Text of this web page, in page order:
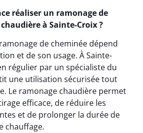
réaliser un ramonage de
à Sainte-Croix ?
de cheminée dépend
et de son usage. À Sainte-
régulier par un spécialiste du
une utilisation sécurisée tout
Le ramonage chaudière permet
efficace, de réduire les
et de prolonger la durée de
chauffage.